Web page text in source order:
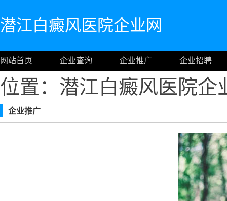
潜江白癜风医院企业网
网站首页 企业查询 企业推广 企业招聘
位置：潜江白癜风医院企
企业推广